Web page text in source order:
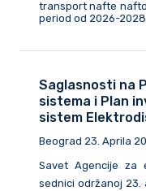
transport nafte
period od 2026-
Saglasnosti na
sistema i Plan
sistem
Beograd 23. Aprila
Savet Agencije za
sednici održanoj 23.